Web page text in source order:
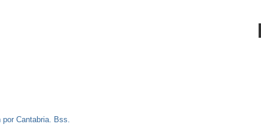
Cantabria. Bss.